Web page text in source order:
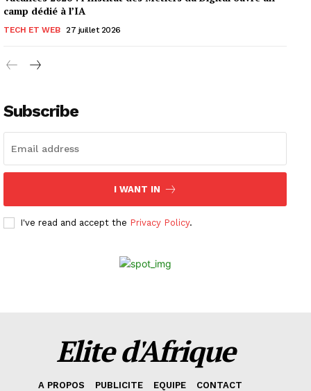
camp dédié à l’IA
TECH ET WEB 27 juillet 2026
Subscribe
I WANT IN
I've read and accept the Privacy Policy.
Elite d'Afrique
A PROPOS PUBLICITE EQUIPE
CONTACT